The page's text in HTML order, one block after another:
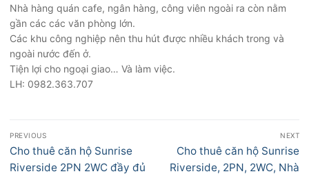
Nhà hàng quán cafe, ngân hàng, công viên ngoài ra còn nằm
gần các các văn phòng lớn.
Các khu công nghiệp nên thu hút được nhiều khách trong và
ngoài nước đến ở.
Tiện lợi cho ngoại giao… Và làm việc.
LH: 0982.363.707
Điều
hướng
bài
PREVIOUS
Previous
post:
Cho thuê căn hộ Sunrise
Riverside 2PN 2WC đầy đủ
NEXT
Next
post:
Cho thuê căn hộ Sunrise
Riverside, 2PN, 2WC, Nhà